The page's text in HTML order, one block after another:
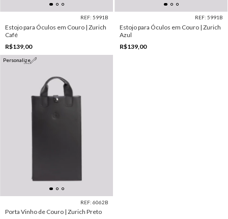
REF: 5991B
Estojo para Óculos em Couro | Zurich
Café
R$139,00
REF: 5991B
Estojo para Óculos em Couro | Zurich
Azul
R$139,00
Personalize
REF: 6062B
Porta Vinho de Couro | Zurich Preto